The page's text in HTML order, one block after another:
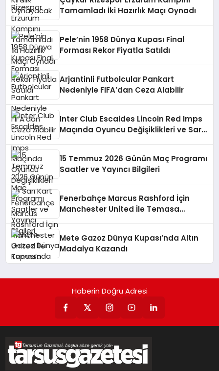
Tamamladı İki Hazırlık Maçı Oynadı
Pele’nin 1958 Dünya Kupası Final
Forması Rekor Fiyatla Satıldı
Arjantinli Futbolcular Pankart
Nedeniyle FIFA’dan Ceza Alabilir
Inter Club Escaldes Lincoln Red Imps
Maçında Oyuncu Değişiklikleri ve Sarı
15 Temmuz 2026 Günün Maç Programı
Saatler ve Yayıncı Bilgileri
Fenerbahçe Marcus Rashford İçin
Manchester United İle Temasa
Mete Gazoz Dünya Kupası’nda Altın
Madalya Kazandı
Haberin Doğru Adresi